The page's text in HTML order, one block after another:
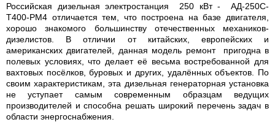
Российская дизельная электростанция 250 кВт - АД-250С-
Т400-РМ4 отличается тем, что построена на базе двигателя,
хорошо знакомого большинству отечественных механиков-
дизелистов. В отличии от китайских, европейских и
американских двигателей, данная модель ремонт пригодна в
полевых условиях, что делает её весьма востребованной для
вахтовых посёлков, буровых и других, удалённых объектов. По
своим характеристикам, эта дизельная генераторная установка
не уступает самым современным образцам ведущих
производителей и способна решать широкий перечень задач в
области энергоснабжения.